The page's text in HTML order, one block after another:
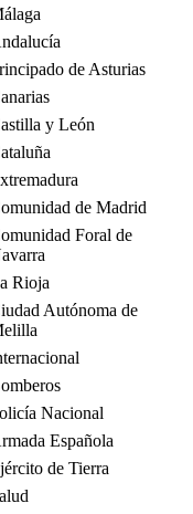
de Asturias
y León
de Madrid
Foral de
Rioja
Autónoma de
Nacional
Española
de Tierra